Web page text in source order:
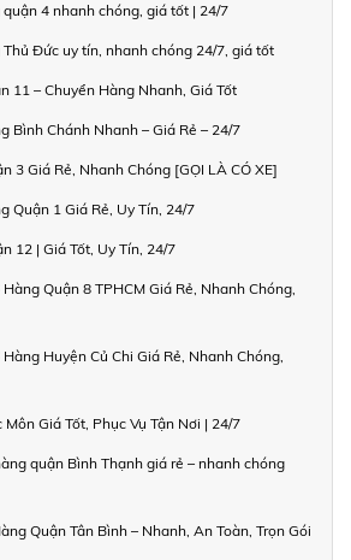
4 nhanh chóng, giá tốt | 24/7
Đức uy tín, nhanh chóng 24/7, giá tốt
11 – Chuyển Hàng Nhanh, Giá Tốt
Bình Chánh Nhanh – Giá Rẻ – 24/7
3 Giá Rẻ, Nhanh Chóng [GỌI LÀ CÓ XE]
Quận 1 Giá Rẻ, Uy Tín, 24/7
12 | Giá Tốt, Uy Tín, 24/7
Quận 8 TPHCM Giá Rẻ, Nhanh Chóng,
Huyện Củ Chi Giá Rẻ, Nhanh Chóng,
Giá Tốt, Phục Vụ Tận Nơi | 24/7
quận Bình Thạnh giá rẻ – nhanh chóng
Quận Tân Bình – Nhanh, An Toàn, Trọn Gói